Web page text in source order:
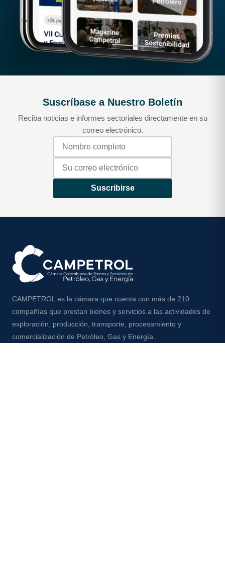
Suscríbase a Nuestro Boletín
Reciba noticias e informes sectoriales directamente en su
correo electrónico.
Suscribirse
CAMPETROL es la cámara que cuenta con más de 210
compañías que prestan bienes y servicios a las actividades de
exploración, producción, transporte, procesamiento y
comercialización de Petróleo, Gas y Energía.